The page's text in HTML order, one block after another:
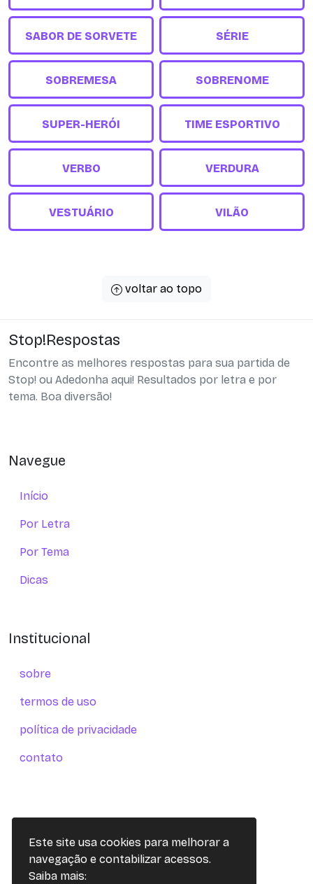
Este site usa cookies para melhorar a
navegação e contabilizar acessos.
Saiba mais:
SABOR DE SORVETE SÉRIE
SOBREMESA SOBRENOME
SUPER-HERÓI TIME ESPORTIVO
VERBO VERDURA
VESTUÁRIO VILÃO
voltar ao topo
Stop!Respostas
Encontre as melhores respostas para sua partida de
Stop! ou Adedonha aqui! Resultados por letra e por
tema. Boa diversão!
Navegue
Início
Por Letra
Por Tema
Dicas
Institucional
sobre
termos de uso
política de privacidade
contato